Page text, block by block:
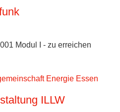
Modul I - zu erreichen
ILLW